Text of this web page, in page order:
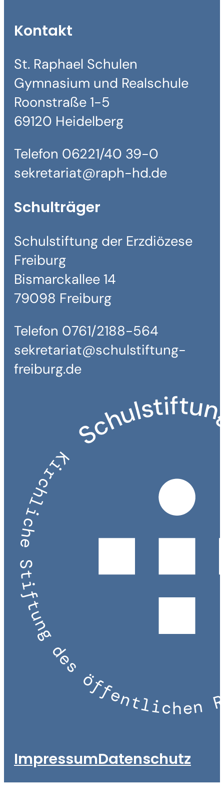
Kontakt
St. Raphael Schulen
Gymnasium und Realschule
Roonstraße 1-5
69120 Heidelberg
Telefon 06221/40 39-0
sekretariat@raph-hd.de
Schulträger
Schulstiftung der Erzdiözese
Freiburg
Bismarckallee 14
79098 Freiburg
Telefon 0761/2188-564
sekretariat@schulstiftung-
freiburg.de
ImpressumDatenschutz